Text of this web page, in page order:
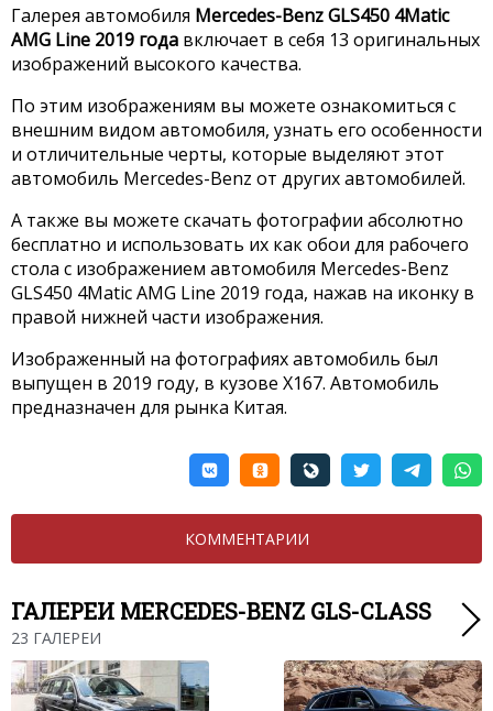
Галерея автомобиля Mercedes-Benz GLS450 4Matic
AMG Line 2019 года включает в себя 13 оригинальных
изображений высокого качества.
По этим изображениям вы можете ознакомиться с
внешним видом автомобиля, узнать его особенности
и отличительные черты, которые выделяют этот
автомобиль Mercedes-Benz от других автомобилей.
А также вы можете скачать фотографии абсолютно
бесплатно и использовать их как обои для рабочего
стола с изображением автомобиля Mercedes-Benz
GLS450 4Matic AMG Line 2019 года, нажав на иконку в
правой нижней части изображения.
Изображенный на фотографиях автомобиль был
выпущен в 2019 году, в кузове X167. Автомобиль
предназначен для рынка Китая.
КОММЕНТАРИИ
ГАЛЕРЕИ MERCEDES-BENZ GLS-CLASS
23 ГАЛЕРЕИ